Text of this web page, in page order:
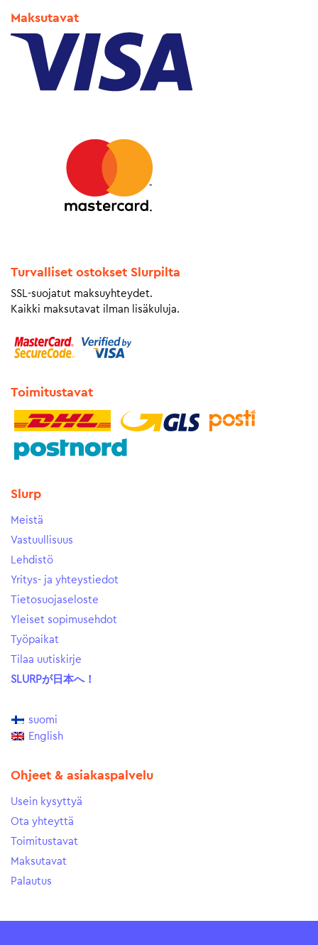
Maksutavat
Turvalliset ostokset Slurpilta
SSL-suojatut maksuyhteydet.
Kaikki maksutavat ilman lisäkuluja.
Toimitustavat
Slurp
Meistä
Vastuullisuus
Lehdistö
Yritys- ja yhteystiedot
Tietosuojaseloste
Yleiset sopimusehdot
Työpaikat
Tilaa uutiskirje
SLURPが日本へ！
suomi
English
Ohjeet & asiakaspalvelu
Usein kysyttyä
Ota yhteyttä
Toimitustavat
Maksutavat
Palautus